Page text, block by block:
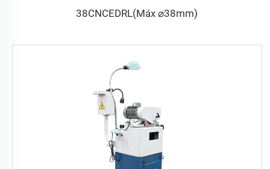
38CNCEDRL(Máx ⌀38mm)